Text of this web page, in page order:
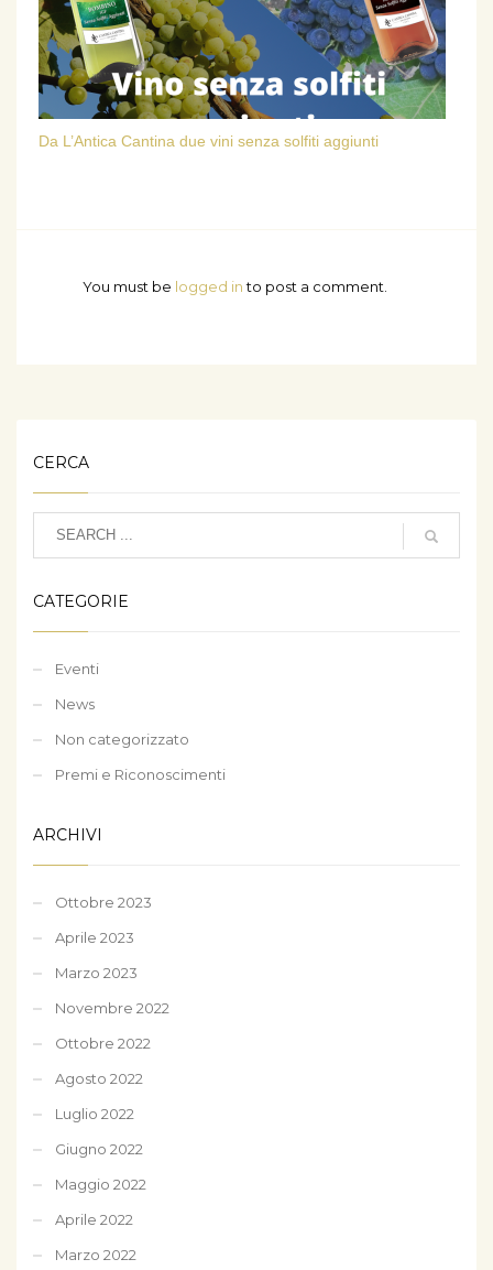
Da L’Antica Cantina due vini senza solfiti aggiunti
You must be logged into post a comment.
CERCA
CATEGORIE
Eventi
News
Non categorizzato
Premi e Riconoscimenti
ARCHIVI
Ottobre 2023
Aprile 2023
Marzo 2023
Novembre 2022
Ottobre 2022
Agosto 2022
Luglio 2022
Giugno 2022
Maggio 2022
Aprile 2022
Marzo 2022